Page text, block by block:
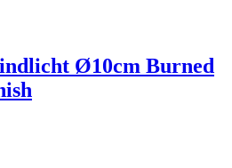
Ø10cm Burned